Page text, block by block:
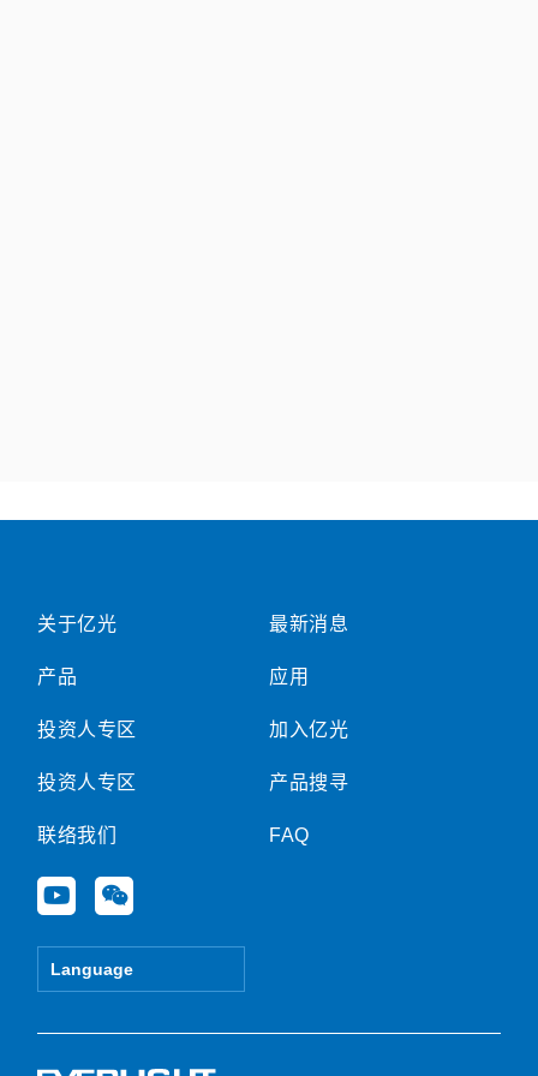
关于亿光
产品
投资人专区
投资人专区
联络我们
Y
o
u
e
W
e
i
Language
最新消息
应用
加入亿光
产品搜寻
FAQ